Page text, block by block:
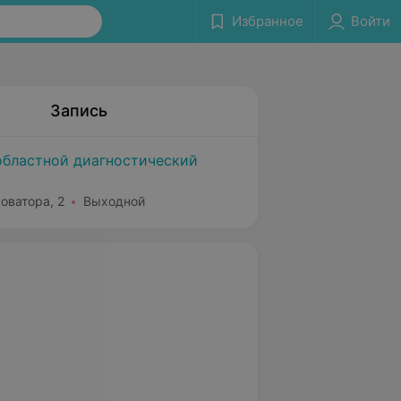
Избранное Войти
Запись
диагностический
2 Выходной